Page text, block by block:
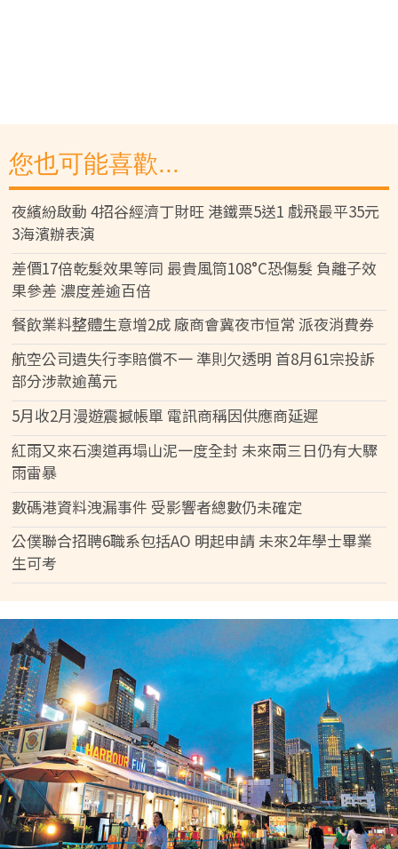
您也可能喜歡...
夜繽紛啟動 4招谷經濟丁財旺 港鐵票5送1 戲飛最平35元
3海濱辦表演
差價17倍乾髮效果等同 最貴風筒108°C恐傷髮 負離子效
果參差 濃度差逾百倍
餐飲業料整體生意增2成 廠商會冀夜市恒常 派夜消費券
航空公司遺失行李賠償不一 準則欠透明 首8月61宗投訴
部分涉款逾萬元
5月收2月漫遊震撼帳單 電訊商稱因供應商延遲
紅雨又來石澳道再塌山泥一度全封 未來兩三日仍有大驟
雨雷暴
數碼港資料洩漏事件 受影響者總數仍未確定
公僕聯合招聘6職系包括AO 明起申請 未來2年學士畢業
生可考